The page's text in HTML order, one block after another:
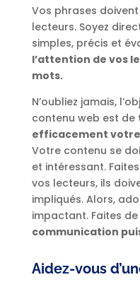
Vos phrases
lecteurs. Soyez
simples, précis et
l’attention de vos
mots.
N’oubliez jamais,
contenu web est de
efficacement votre
Votre contenu se
et intéressant.
vos lecteurs, ils
impliqués. Alors,
impactant. Faites
communication
Aidez-vous